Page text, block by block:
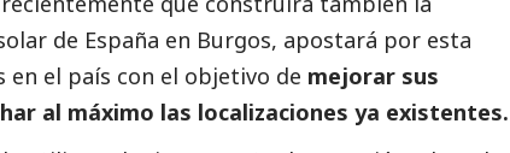
de España en Burgos, apostará por esta
el país con el objetivo de mejorar sus
al máximo las localizaciones ya existentes.